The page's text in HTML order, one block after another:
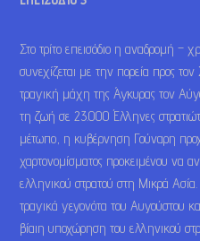
Στο τρίτο επεισόδιο η αναδρομή –
συνεχίζεται με την πορεία προς
τραγική μάχη της Άγκυρας τον
τη ζωή σε 23.000 Έλληνες
μέτωπο, η κυβέρνηση Γούναρη
χαρτονομίσματος προκειμένου να
ελληνικού στρατού στη Μικρά Ασία.
τραγικά γεγονότα του Αυγούστου
βίαιη υποχώρηση του ελληνικού